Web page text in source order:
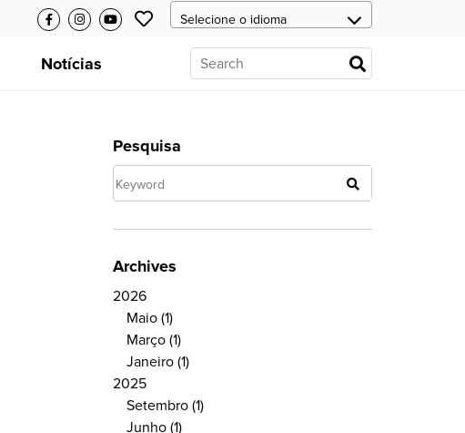
Notícias
Pesquisa
Archives
2026
Maio (1)
Março (1)
Janeiro (1)
2025
Setembro (1)
Junho (1)